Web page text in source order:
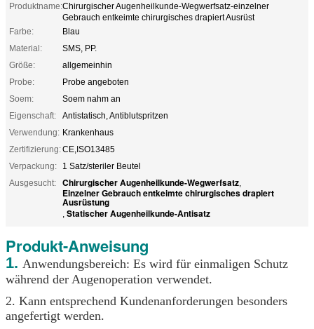
Produktname:Chirurgischer Augenheilkunde-Wegwerfsatz-einzelner
Gebrauch entkeimte chirurgisches drapiert Ausrüst
Farbe:
Blau
Material:
SMS, PP.
Größe:
allgemeinhin
Probe:
Probe angeboten
Soem:
Soem nahm an
Eigenschaft:
Antistatisch, Antiblutspritzen
Verwendung: Krankenhaus
Zertifizierung:CE,ISO13485
Verpackung:
1 Satz/steriler Beutel
Ausgesucht:
Chirurgischer Augenheilkunde-Wegwerfsatz,
Einzelner Gebrauch entkeimte chirurgisches drapiert
Ausrüstung
, Statischer Augenheilkunde-Antisatz
Produkt-Anweisung
1. Anwendungsbereich: Es wird für einmaligen Schutz
während der Augenoperation verwendet.
2. Kann entsprechend Kundenanforderungen besonders
angefertigt werden.